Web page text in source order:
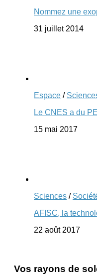
Nommez une
31 juillet 2014
Espace /
Le CNES a du
15 mai 2017
Sciences /
AFISC, la
22 août 2017
Vos rayons de